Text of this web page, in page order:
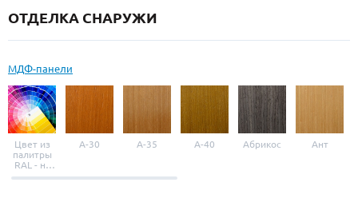
Резиновый уплотнитель
ОТДЕЛКА СНАРУЖИ
МДФ-панели
Цвет из
палитры
RAL - на
выбор
A-30 A-35 A-40 Абрикос Ант